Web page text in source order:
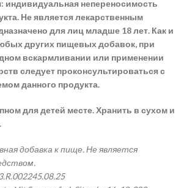
индивидуальная непереносимость
Не является лекарственным
для лиц младше 18 лет. Как и
других пищевых добавок, при
вскармливании или применении
следует проконсультироваться с
данного продукта.
для детей месте. Хранить в сухом и
добавка к пище. Не является